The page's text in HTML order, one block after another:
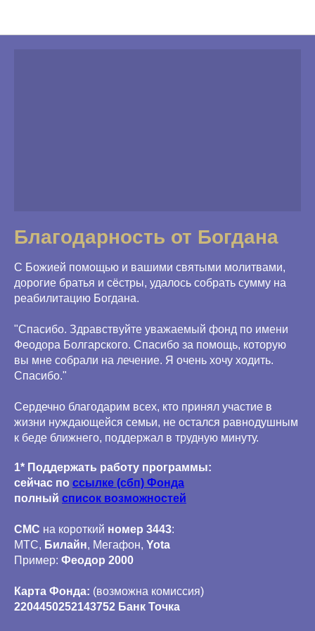
Благодарность от Богдана
С Божией помощью и вашими святыми молитвами,
дорогие братья и сёстры, удалось собрать сумму на
реабилитацию Богдана.
"Спасибо. Здравствуйте уважаемый фонд по имени
Феодора Болгарского. Спасибо за помощь, которую
вы мне собрали на лечение. Я очень хочу ходить.
Спасибо."
Сердечно благодарим всех, кто принял участие в
жизни нуждающейся семьи, не остался равнодушным
к беде ближнего, поддержал в трудную минуту.
1* Поддержать работу программы:
сейчас по ссылке (сбп) Фонда
полный список возможностей
СМС на короткий номер 3443:
МТС, Билайн, Мегафон, Yota
Пример: Феодор 2000
Карта Фонда: (возможна комиссия)
2204450252143752 Банк Точка